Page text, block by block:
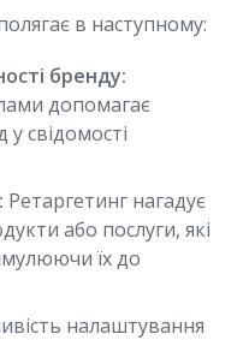
в наступному:
бренду:
допомагає
свідомості
Ретаргетинг нагадує
або послуги, які
їх до
налаштування